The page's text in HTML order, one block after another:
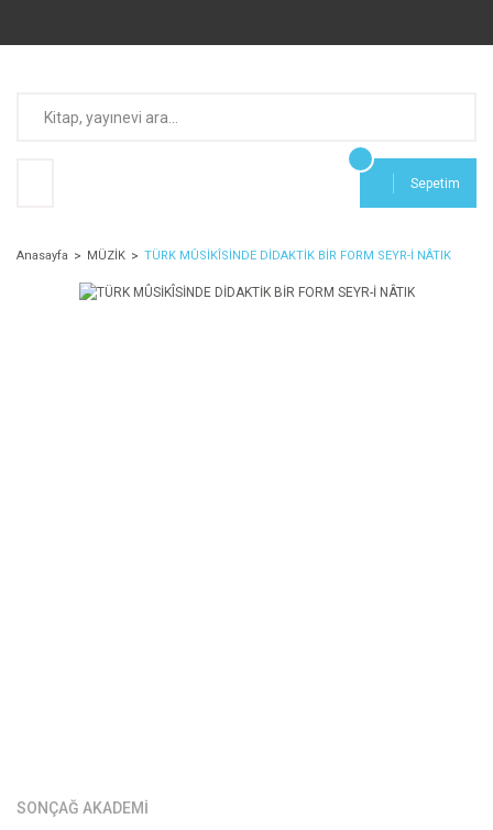
Sepetim
Anasayfa MÜZİK TÜRK MÛSİKÎSİNDE DİDAKTİK BİR FORM SEYR-İ NÂTIK
SONÇAĞ AKADEMİ